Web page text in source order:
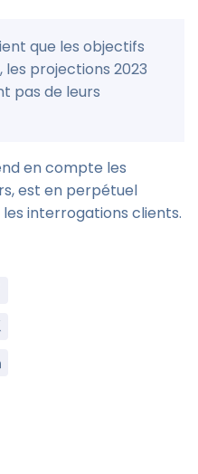
que les objectifs
projections 2023
pas de leurs
en compte les
est en perpétuel
interrogations clients.